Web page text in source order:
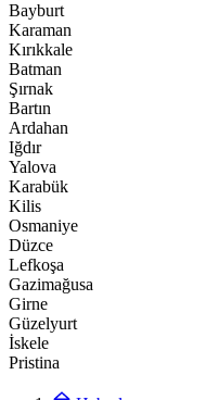
Bayburt
Karaman
Kırıkkale
Batman
Şırnak
Bartın
Ardahan
Iğdır
Yalova
Karabük
Kilis
Osmaniye
Düzce
Lefkoşa
Gazimağusa
Girne
Güzelyurt
İskele
Pristina